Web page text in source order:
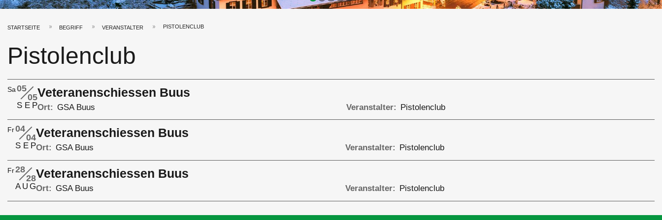
Pfadnavigation
STARTSEITE BEGRIFF VERANSTALTER PISTOLENCLUB
Pistolenclub
Sa05
05
S E P
Veteranenschiessen Buus
Ort GSA Buus Veranstalter Pistolenclub
Fr04
04
S E P
Veteranenschiessen Buus
Ort GSA Buus Veranstalter Pistolenclub
Fr28
28
A U G
Veteranenschiessen Buus
Ort GSA Buus Veranstalter Pistolenclub